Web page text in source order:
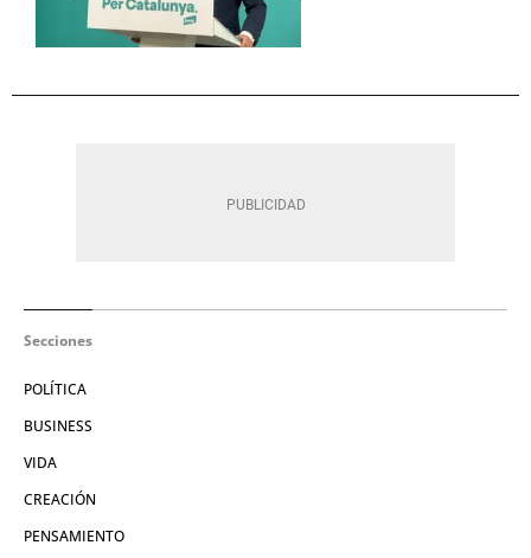
Secciones
POLÍTICA
BUSINESS
VIDA
CREACIÓN
PENSAMIENTO